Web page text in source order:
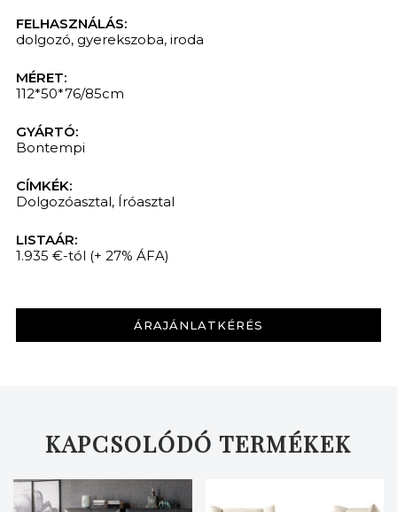
FELHASZNÁLÁS:
dolgozó, gyerekszoba, iroda
MÉRET:
112*50*76/85cm
GYÁRTÓ:
Bontempi
CÍMKÉK:
Dolgozóasztal, Íróasztal
LISTAÁR:
1.935 €-tól (+ 27% ÁFA)
ÁRAJÁNLATKÉRÉS
KAPCSOLÓDÓ TERMÉKEK